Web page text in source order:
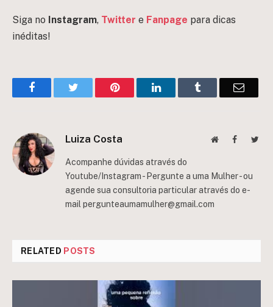
Siga no Instagram, Twitter e Fanpage para dicas
inéditas!
FacebookTwitter Pinterest LinkedInTumblr Email
Luiza Costa WebsiteFacebook
Acompanhe dúvidas através do
Youtube/Instagram - Pergunte a uma Mulher - ou
agende sua consultoria particular através do e-
mailpergunteaumamulher@gmail.com
RELATED POSTS